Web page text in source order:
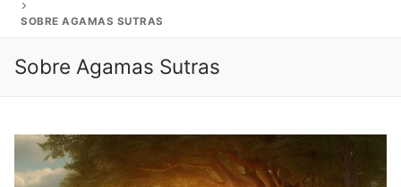
SOBRE AGAMAS SUTRAS
Sobre Agamas Sutras